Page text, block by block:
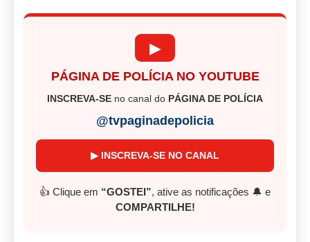
▶
PÁGINA DE POLÍCIA NO YOUTUBE
INSCREVA-SE no canal do PÁGINA DE POLÍCIA
@tvpaginadepolicia
▶ INSCREVA-SE NO CANAL
👍 Clique em “GOSTEI”, ative as notificações 🔔 e
COMPARTILHE!